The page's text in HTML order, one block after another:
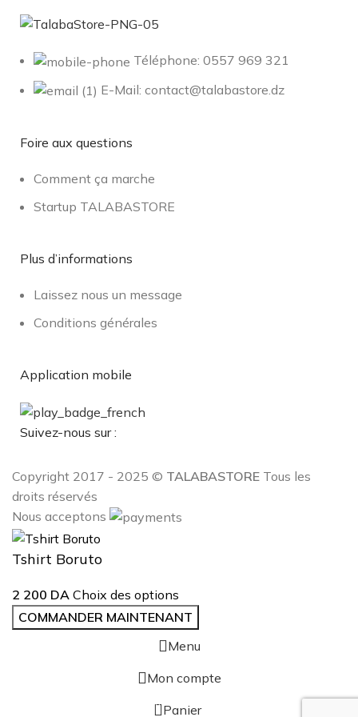
Téléphone: 0557 969 321
E-Mail: contact@talabastore.dz
Foire aux questions
Comment ça marche
Startup TALABASTORE
Plus d’informations
Laissez nous un message
Conditions générales
Application mobile
Suivez-nous sur :
Copyright 2017 - 2025 © TALABASTORE Tous les
droits réservés
Nous acceptons
Tshirt Boruto
2 200 DA Choix des options
COMMANDER MAINTENANT
Menu
Mon compte
0 Panier